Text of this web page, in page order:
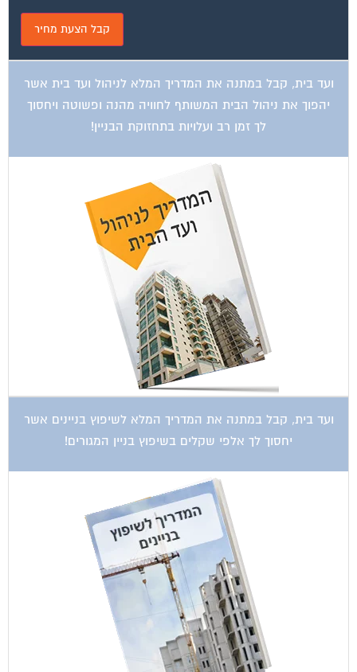
ועד בית, קבל במתנה את המדריך המלא לניהול ועד בית אשר
יהפוך את ניהול הבית המשותף לחוויה מהנה ופשוטה ויחסוך
לך זמן רב ועלויות בתחזוקת הבניין!
ועד בית, קבל במתנה את המדריך המלא לשיפוץ בניינים אשר
יחסוך לך אלפי שקלים בשיפוץ בניין המגורים!